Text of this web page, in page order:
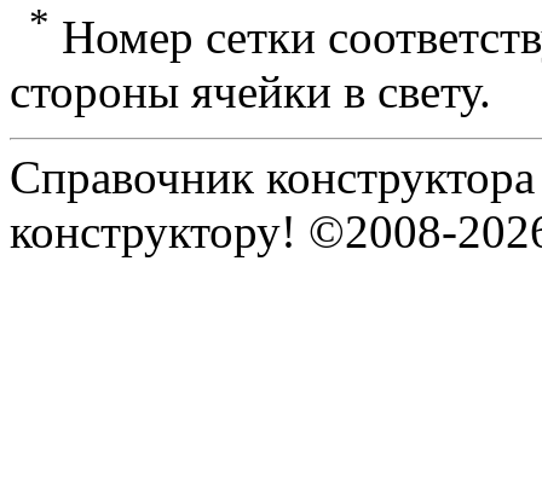
* Номер сетки
стороны ячейки в свету.
Справочник
конструктору! ©2008-